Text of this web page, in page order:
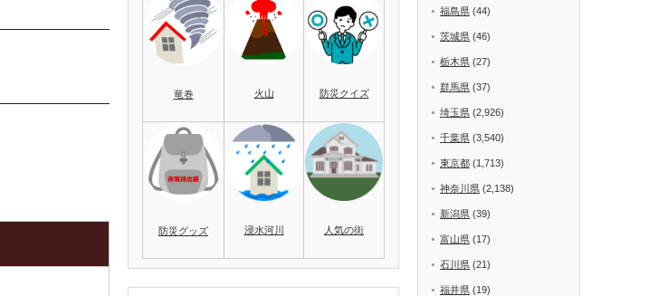
竜巻 火山 防災クイズ
防災グッズ 浸水河川 人気の街
福島県 (44)
茨城県 (46)
栃木県 (27)
群馬県 (37)
埼玉県 (2,926)
千葉県 (3,540)
東京都 (1,713)
神奈川県 (2,138)
新潟県 (39)
富山県 (17)
石川県 (21)
福井県 (19)